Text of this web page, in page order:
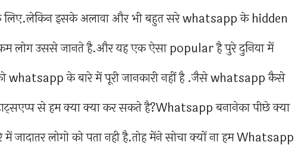
इसके अलावा और भी बहुत सरे whatsapp के hidden
लोग उससे जानते है.और यह एक ऐसा popular है पुरे दुनिया में
whatsapp के बारे में पूरी जानकारी नहीं है .जैसे whatsapp कैसे
से हम क्या क्या कर सकते है?Whatsapp बनानेका पीछे क्या
में जादातर लोगो को पता नही है.तोह मेंने सोचा क्यों ना हम Whatsapp